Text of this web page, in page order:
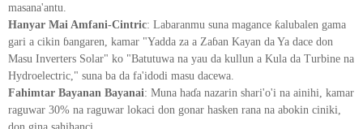
masana'antu.
Hanyar Mai Amfani-Cintric: Labaranmu suna magance ƙalubalen gama
gari a cikin ɓangaren, kamar "Yadda za a Zaɓan Kayan da Ya dace don
Masu Inverters Solar" ko "Batutuwa na yau da kullun a Kula da Turbine na
Hydroelectric," suna ba da fa'idodi masu dacewa.
Fahimtar Bayanan Bayanai: Muna haɗa nazarin shari'o'i na ainihi, kamar
raguwar 30% na raguwar lokaci don gonar hasken rana na abokin ciniki,